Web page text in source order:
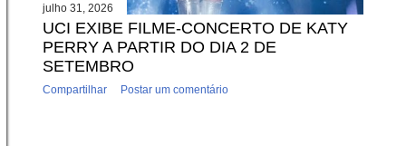
julho 31, 2026
UCI EXIBE FILME-CONCERTO DE KATY
PERRY A PARTIR DO DIA 2 DE
SETEMBRO
Compartilhar Postar um comentário